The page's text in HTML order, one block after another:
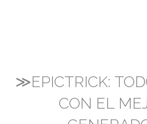
≫EPICTRICK:
CON EL